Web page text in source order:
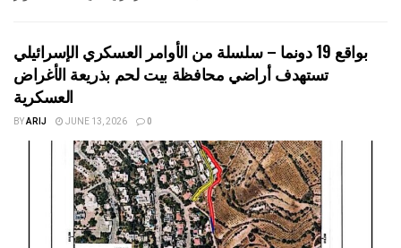
بواقع 19 دونما – سلسلة من الأوامر العسكري الإسرائيلي
تستهدف أراضي محافظة بيت لحم بذريعة الأغراض
العسكرية
BYARIJ JUNE 13, 2026 0